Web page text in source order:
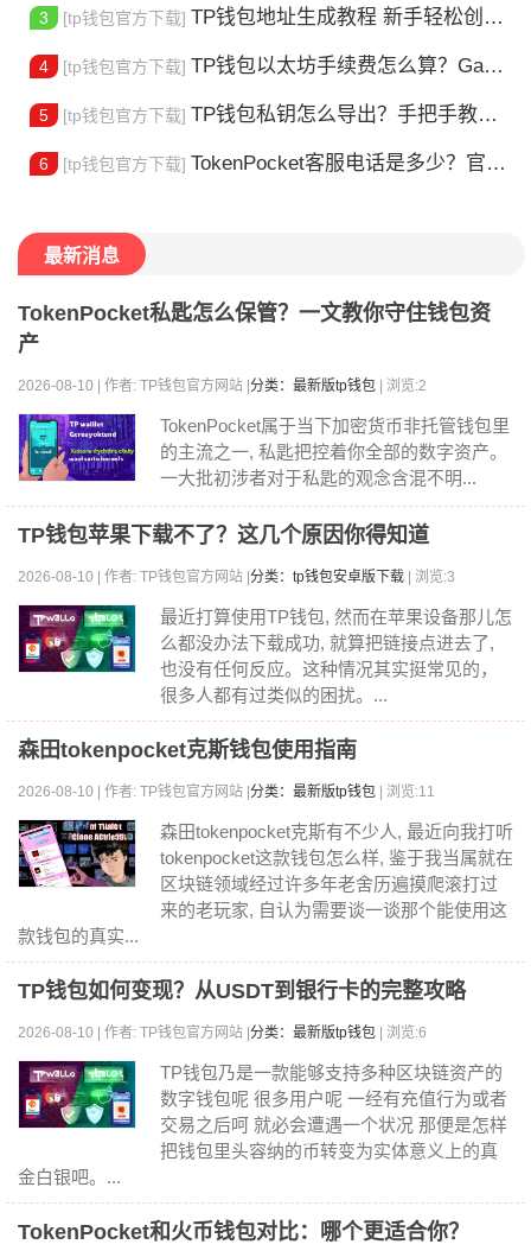
3 [tp钱包官方下载] TP钱包地址生成教程 新手轻松创建钱包
4 [tp钱包官方下载] TP钱包以太坊手续费怎么算？Gas 费省钱全攻略
5 [tp钱包官方下载] TP钱包私钥怎么导出？手把手教你安全备份助记词
6 [tp钱包官方下载] TokenPocket客服电话是多少？官方热线查询
最新消息
TokenPocket私匙怎么保管？一文教你守住钱包资
产
2026-08-10 | 作者: TP钱包官方网站 | 分类：最新版tp钱包 | 浏览:2
TokenPocket属于当下加密货币非托管钱包里
的主流之一, 私匙把控着你全部的数字资产。
一大批初涉者对于私匙的观念含混不明...
TP钱包苹果下载不了？这几个原因你得知道
2026-08-10 | 作者: TP钱包官方网站 | 分类：tp钱包安卓版下载 | 浏览:3
最近打算使用TP钱包, 然而在苹果设备那儿怎
么都没办法下载成功, 就算把链接点进去了,
也没有任何反应。这种情况其实挺常见的，
很多人都有过类似的困扰。...
森田tokenpocket克斯钱包使用指南
2026-08-10 | 作者: TP钱包官方网站 | 分类：最新版tp钱包 | 浏览:11
森田tokenpocket克斯有不少人, 最近向我打听
tokenpocket这款钱包怎么样, 鉴于我当属就在
区块链领域经过许多年老舍历遍摸爬滚打过
来的老玩家, 自认为需要谈一谈那个能使用这
款钱包的真实...
TP钱包如何变现？从USDT到银行卡的完整攻略
2026-08-10 | 作者: TP钱包官方网站 | 分类：最新版tp钱包 | 浏览:6
TP钱包乃是一款能够支持多种区块链资产的
数字钱包呢 很多用户呢 一经有充值行为或者
交易之后呵 就必会遭遇一个状况 那便是怎样
把钱包里头容纳的币转变为实体意义上的真
金白银吧。...
TokenPocket和火币钱包对比：哪个更适合你？